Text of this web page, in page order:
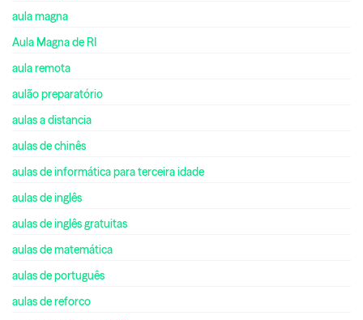
aula magna
Aula Magna de RI
aula remota
aulão preparatório
aulas a distancia
aulas de chinês
aulas de informática para terceira idade
aulas de inglês
aulas de inglês gratuitas
aulas de matemática
aulas de português
aulas de reforco